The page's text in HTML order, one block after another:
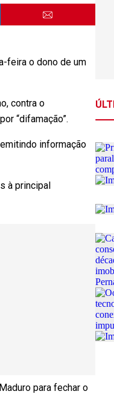
feira o dono de um
contra o
“difamação”.
informação
à principal
para fechar o